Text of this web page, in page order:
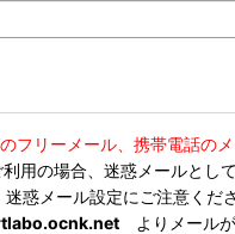
フリーメール、携帯電話の
利用の場合、迷惑メールとし
惑メール設定にご注意くださ
よりメール